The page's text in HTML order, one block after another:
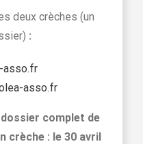
deux crèches (un
:
asso.fr
asso.fr
complet de
crèche : le 30 avril